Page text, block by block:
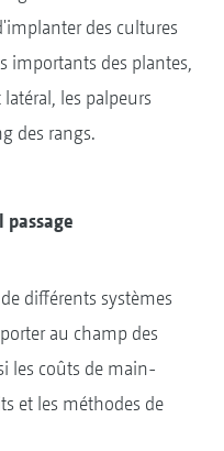
des cultures
importants des plantes,
les palpeurs
des rangs.
différents systèmes
au champ des
les coûts de main-
et les méthodes de